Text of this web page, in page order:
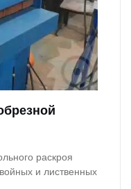
раскроя
и лиственных